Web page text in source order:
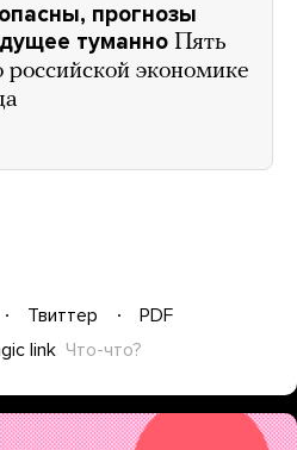
прогнозы
туманно Пять
экономике
Твиттер
PDF
link Что-что?